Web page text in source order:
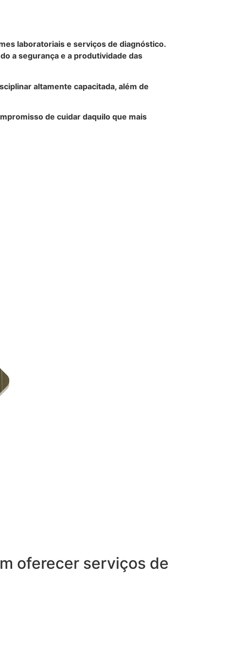
laboratoriais e serviços de diagnóstico.
a segurança e a produtividade das
altamente capacitada, além de
de cuidar daquilo que mais
oferecer serviços de